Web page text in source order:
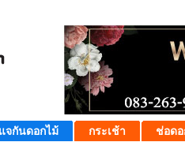
แจกันดอกไม้ กระเช้า ช่อดอ